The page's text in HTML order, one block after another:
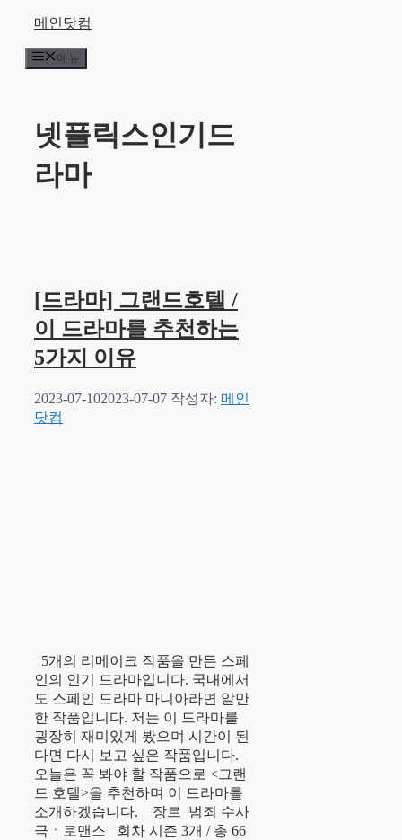
메인닷컴
메뉴
넷플릭스인기드
라마
[드라마] 그랜드호텔 /
이 드라마를 추천하는
5가지 이유
2023-07-102023-07-07 작성자: 메인
닷컴
5개의 리메이크 작품을 만든 스페
인의 인기 드라마입니다. 국내에서
도 스페인 드라마 마니아라면 알만
한 작품입니다. 저는 이 드라마를
굉장히 재미있게 봤으며 시간이 된
다면 다시 보고 싶은 작품입니다.
오늘은 꼭 봐야 할 작품으로 <그랜
드 호텔>을 추천하며 이 드라마를
소개하겠습니다. 장르 범죄 수사
극ㆍ로맨스 회차 시즌 3개 / 총 66